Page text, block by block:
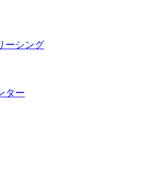
ーシング
ター